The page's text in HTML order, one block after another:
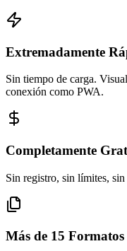
Extremadamente
Sin tiempo de carga.
conexión como PWA.
Completamente
Sin registro, sin límites,
Más de 15